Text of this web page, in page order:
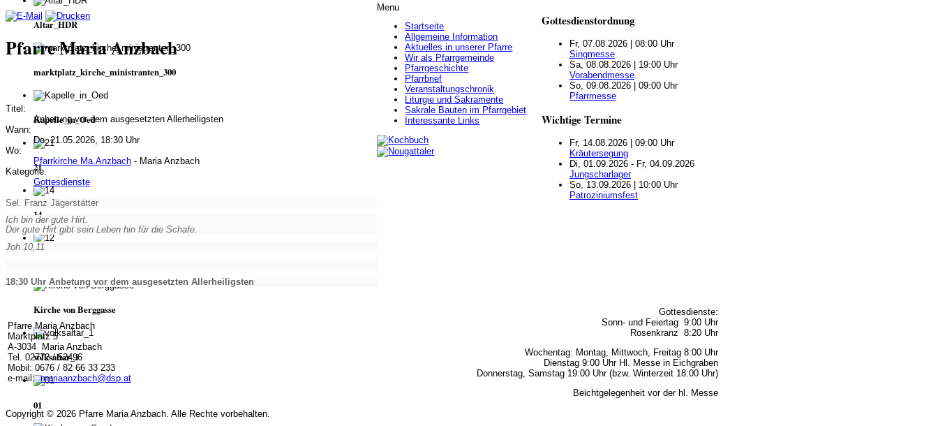
Altar_HDR
marktplatz_kirche_ministranten_300
Kapelle_in_Oed
21
14
Kirche von Berggasse
volksaltar_1
01
Pfarre Maria Anzbach
Titel:
Anbetung vor dem ausgesetzten Allerheiligsten
Wann:
Do, 21.05.2026, 18:30 Uhr
Wo:
Pfarrkirche Ma.Anzbach - Maria Anzbach
Kategorie:
Gottesdienste
Sel. Franz Jägerstätter
Ich bin der gute Hirt.
Der gute Hirt gibt sein Leben hin für die Schafe.
Joh 10,11
18:30 Uhr Anbetung vor dem ausgesetzten Allerheiligsten
Menu
Startseite
Allgemeine Information
Aktuelles in unserer Pfarre
Wir als Pfarrgemeinde
Pfarrgeschichte
Pfarrbrief
Veranstaltungschronik
Liturgie und Sakramente
Sakrale Bauten im Pfarrgebiet
Interessante Links
Gottesdienstordnung
Fr, 07.08.2026 | 08:00 Uhr
Singmesse
Sa, 08.08.2026 | 19:00 Uhr
Vorabendmesse
So, 09.08.2026 | 09:00 Uhr
Pfarrmesse
Wichtige Termine
Fr, 14.08.2026 | 09:00 Uhr
Kräutersegung
Di, 01.09.2026 - Fr, 04.09.2026
Jungscharlager
So, 13.09.2026 | 10:00 Uhr
Patroziniumsfest
Pfarre Maria Anzbach
Marktplatz 5
A-3034 Maria Anzbach
Tel. 02772 / 52496
Mobil: 0676 / 82 66 33 233
e-mail:mariaanzbach@dsp.at
Gottesdienste:
Sonn- und Feiertag 9:00 Uhr
Rosenkranz 8:20 Uhr
Wochentag: Montag, Mittwoch, Freitag 8:00 Uhr
Dienstag 9:00 Uhr Hl. Messe in Eichgraben
Donnerstag, Samstag 19:00 Uhr (bzw. Winterzeit 18:00 Uhr)
Beichtgelegenheit vor der hl. Messe
Copyright © 2026 Pfarre Maria Anzbach. Alle Rechte vorbehalten.